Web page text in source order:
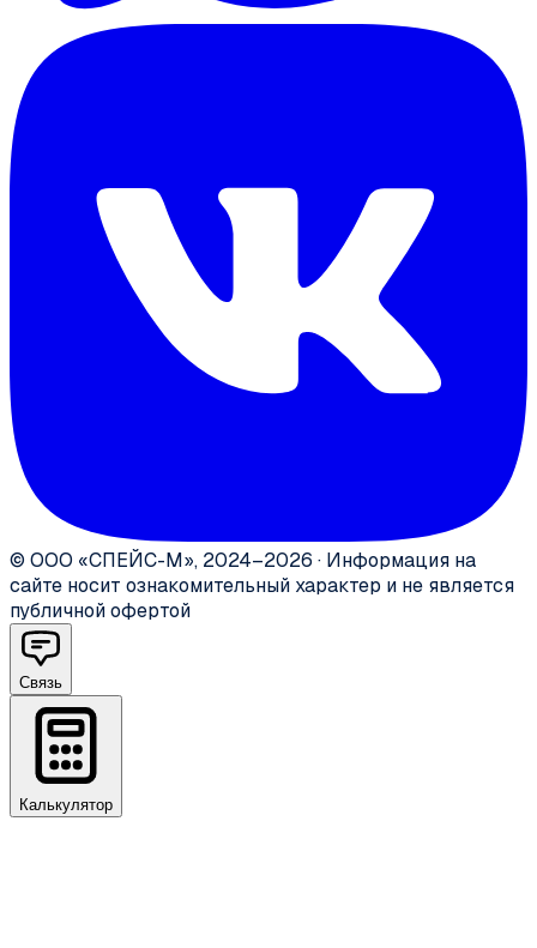
© ООО «СПЕЙС-М», 2024–2026 · Информация на
сайте носит ознакомительный характер и не является
публичной офертой
Связь
Калькулятор